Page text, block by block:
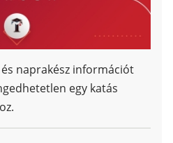
naprakész információt
egy katás